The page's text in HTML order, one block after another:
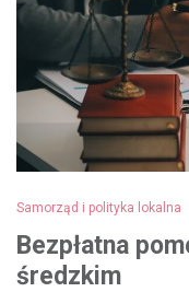
Samorząd i polityka lokalna
Bezpłatna
średzkim